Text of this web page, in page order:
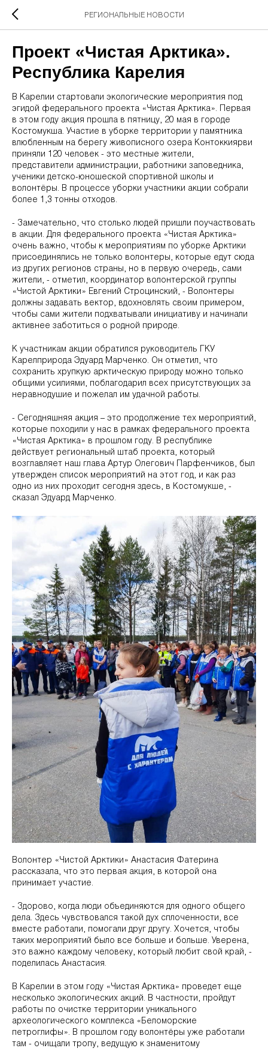
РЕГИОНАЛЬНЫЕ НОВОСТИ
Проект «Чистая Арктика».
Республика Карелия
В Карелии стартовали экологические мероприятия под
эгидой федерального проекта «Чистая Арктика». Первая
в этом году акция прошла в пятницу, 20 мая в городе
Костомукша. Участие в уборке территории у памятника
влюбленным на берегу живописного озера Контоккиярви
приняли 120 человек - это местные жители,
представители администрации, работники заповедника,
ученики детско-юношеской спортивной школы и
волонтёры. В процессе уборки участники акции собрали
более 1,3 тонны отходов.
- Замечательно, что столько людей пришли поучаствовать
в акции. Для федерального проекта «Чистая Арктика»
очень важно, чтобы к мероприятиям по уборке Арктики
присоединялись не только волонтеры, которые едут сюда
из других регионов страны, но в первую очередь, сами
жители, - отметил, координатор волонтерской группы
«Чистой Арктики» Евгений Строцинский, - Волонтеры
должны задавать вектор, вдохновлять своим примером,
чтобы сами жители подхватывали инициативу и начинали
активнее заботиться о родной природе.
К участникам акции обратился руководитель ГКУ
Карелприрода Эдуард Марченко. Он отметил, что
сохранить хрупкую арктическую природу можно только
общими усилиями, поблагодарил всех присутствующих за
неравнодушие и пожелал им удачной работы.
- Сегодняшняя акция – это продолжение тех мероприятий,
которые походили у нас в рамках федерального проекта
«Чистая Арктика» в прошлом году. В республике
действует региональный штаб проекта, который
возглавляет наш глава Артур Олегович Парфенчиков, был
утвержден список мероприятий на этот год, и как раз
одно из них проходит сегодня здесь, в Костомукше, -
сказал Эдуард Марченко.
Волонтер «Чистой Арктики» Анастасия Фатерина
рассказала, что это первая акция, в которой она
принимает участие.
- Здорово, когда люди объединяются для одного общего
дела. Здесь чувствовался такой дух сплоченности, все
вместе работали, помогали друг другу. Хочется, чтобы
таких мероприятий было все больше и больше. Уверена,
это важно каждому человеку, который любит свой край, -
поделилась Анастасия.
В Карелии в этом году «Чистая Арктика» проведет еще
несколько экологических акций. В частности, пройдут
работы по очистке территории уникального
археологического комплекса «Беломорские
петроглифы». В прошлом году волонтёры уже работали
там - очищали тропу, ведущую к знаменитому